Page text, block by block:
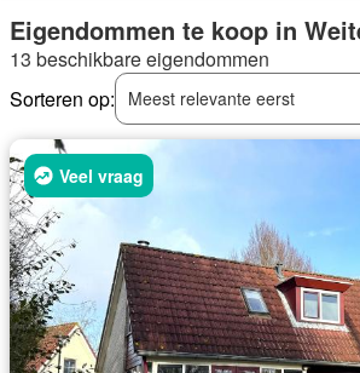
Eigendommen te koop in
13 beschikbare eigendommen
Sorteren op:
Meest relevante eerst
Veel vraag